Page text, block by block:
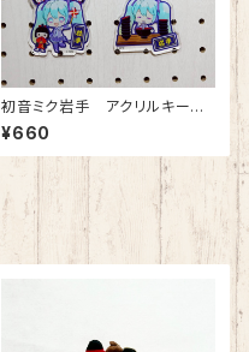
初音ミク岩手 アクリルキーホ
ルダー
¥660